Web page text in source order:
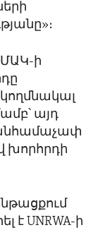
ի
այդ
խորհրդի
UNRWA-ի